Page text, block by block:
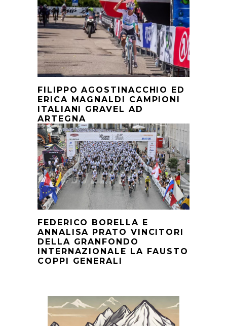
FILIPPO AGOSTINACCHIO ED
ERICA MAGNALDI CAMPIONI
ITALIANI GRAVEL AD
ARTEGNA
FEDERICO BORELLA E
ANNALISA PRATO VINCITORI
DELLA GRANFONDO
INTERNAZIONALE LA FAUSTO
COPPI GENERALI